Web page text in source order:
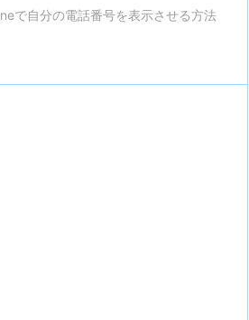
で自分の電話番号を表示させる方法